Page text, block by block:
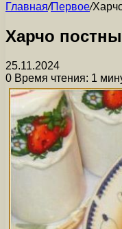
Главная/Первое/
Харчо
25.11.2024
0 Время чтения: 1